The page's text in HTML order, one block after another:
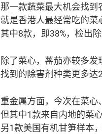
那一款蔬菜最大机会找到
就是香港人最经常吃的菜
其中8款，即38%，检出
除了菜心，蕃茄亦较多
找到的除害剂种类更多达
重金属方面，今次在菜心
但其中1款来自内地的菜
另1款美国有机甘笋样本